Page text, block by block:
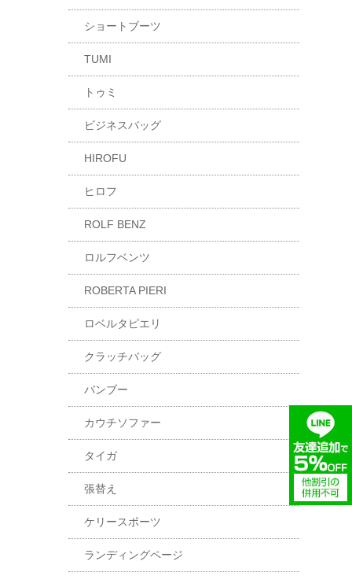
ショートブーツ
TUMI
トゥミ
ビジネスバッグ
HIROFU
ヒロフ
ROLF BENZ
ロルフベンツ
ROBERTA PIERI
ロベルタピエリ
クラッチバッグ
バンブー
カウチソファー
タイガ
張替え
ケリースポーツ
ランディングページ